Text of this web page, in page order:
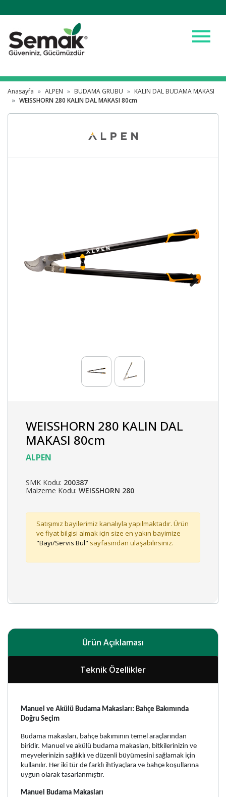
menu
Anasayfa ALPEN BUDAMA GRUBU
KALIN DAL BUDAMA MAKASI
WEISSHORN 280 KALIN DAL MAKASI 80cm
WEISSHORN 280 KALIN DAL
MAKASI 80cm
ALPEN
SMK Kodu: 200387
Malzeme Kodu: WEISSHORN 280
Satışımız bayilerimiz kanalıyla yapılmaktadır. Ürün
ve fiyat bilgisi almak için size en yakın bayimize
"Bayi/Servis Bul" sayfasından ulaşabilirsiniz.
Ürün Açıklaması
Teknik Özellikler
Manuel ve Akülü Budama Makasları: Bahçe Bakımında
Doğru Seçim
Budama makasları, bahçe bakımının temel araçlarından
biridir. Manuel ve akülü budama makasları, bitkilerinizin ve
meyvelerinizin sağlıklı ve düzenli büyümesini sağlamak için
kullanılır. Her iki tür de farklı ihtiyaçlara ve bahçe koşullarına
uygun olarak tasarlanmıştır.
Manuel Budama Makasları